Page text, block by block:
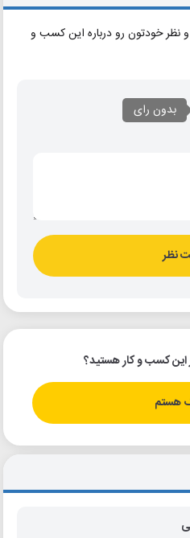
نظر خودتون رو درباره این کسب و
بدون رای
نظر
این کسب و کار هستید؟
هستم